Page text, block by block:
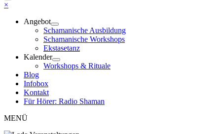
×
Angebot
Schamanische Ausbildung
Schamanische Workshops
Ekstasetanz
Kalender
Workshops & Rituale
Blog
Infobox
Kontakt
Für Hörer: Radio Shaman
MENÜ